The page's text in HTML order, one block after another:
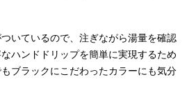
いているので、注ぎながら湯量を確認
ハンドドリップを簡単に実現するため
ブラックにこだわったカラーにも気分